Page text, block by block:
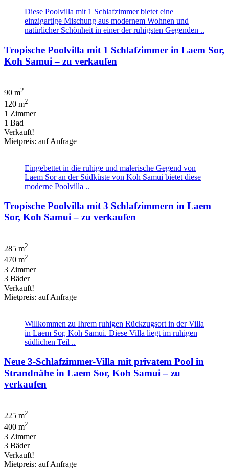
Diese Poolvilla mit 1 Schlafzimmer bietet eine
einzigartige Mischung aus modernem Wohnen und
natürlicher Schönheit in einer der ruhigsten Gegenden ..
Tropische Poolvilla mit 1 Schlafzimmer in Laem Sor,
Koh Samui – zu verkaufen
90 m2
120 m2
1 Zimmer
1 Bad
Verkauft!
Mietpreis: auf Anfrage
Eingebettet in die ruhige und malerische Gegend von
Laem Sor an der Südküste von Koh Samui bietet diese
moderne Poolvilla ..
Tropische Poolvilla mit 3 Schlafzimmern in Laem
Sor, Koh Samui – zu verkaufen
285 m2
470 m2
3 Zimmer
3 Bäder
Verkauft!
Mietpreis: auf Anfrage
Willkommen zu Ihrem ruhigen Rückzugsort in der Villa
in Laem Sor, Koh Samui. Diese Villa liegt im ruhigen
südlichen Teil ..
Neue 3-Schlafzimmer-Villa mit privatem Pool in
Strandnähe in Laem Sor, Koh Samui – zu
verkaufen
225 m2
400 m2
3 Zimmer
3 Bäder
Verkauft!
Mietpreis: auf Anfrage